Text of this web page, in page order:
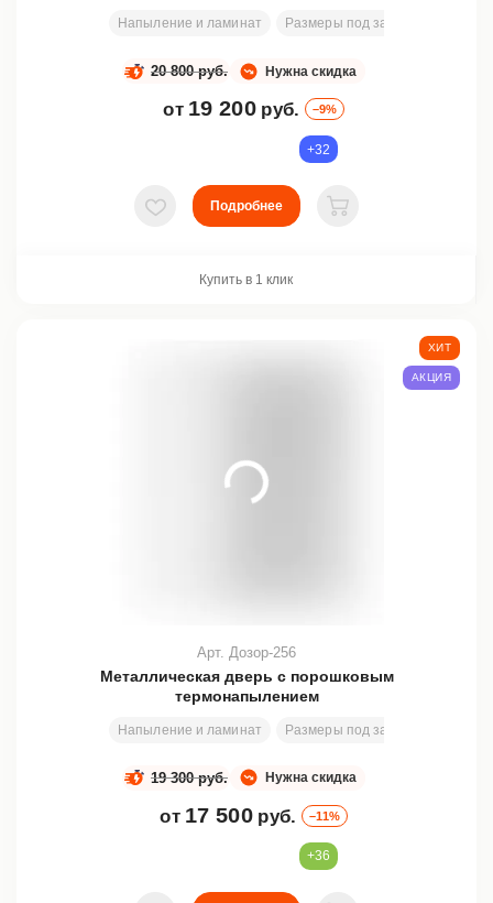
Напыление и ламинат Размеры под заказ
Нужна скидка
20 800 руб.
от 19 200 руб. –9%
+32
В избранное
Подробнее
В корзину
Купить в 1 клик
Металлическая дверь с порошковым
термонапылением
Напыление и ламинат Размеры под заказ
Арт. Дозор-256
Нужна скидка
19 300 руб.
от 17 500 руб. –11%
ХИТ
АКЦИЯ
+36